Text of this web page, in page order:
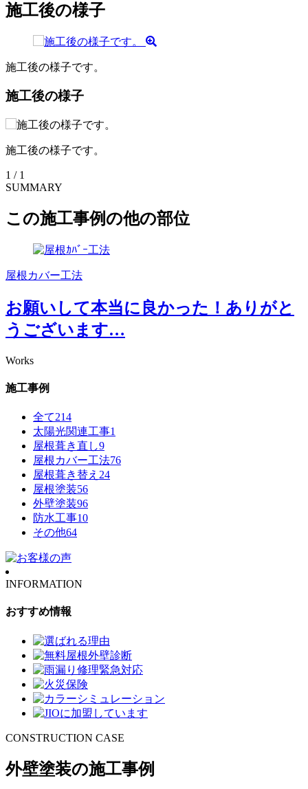
施工後の様子
施工後の様子です。
施工後の様子
施工後の様子です。
1 / 1
SUMMARY
この施工事例の他の部位
屋根カバー工法
お願いして本当に良かった！ありがと
うございます…
Works
施工事例
全て214
太陽光関連工事1
屋根葺き直し9
屋根カバー工法76
屋根葺き替え 24
屋根塗装56
外壁塗装96
防水工事10
その他64
INFORMATION
おすすめ情報
CONSTRUCTION CASE
外壁塗装の施工事例